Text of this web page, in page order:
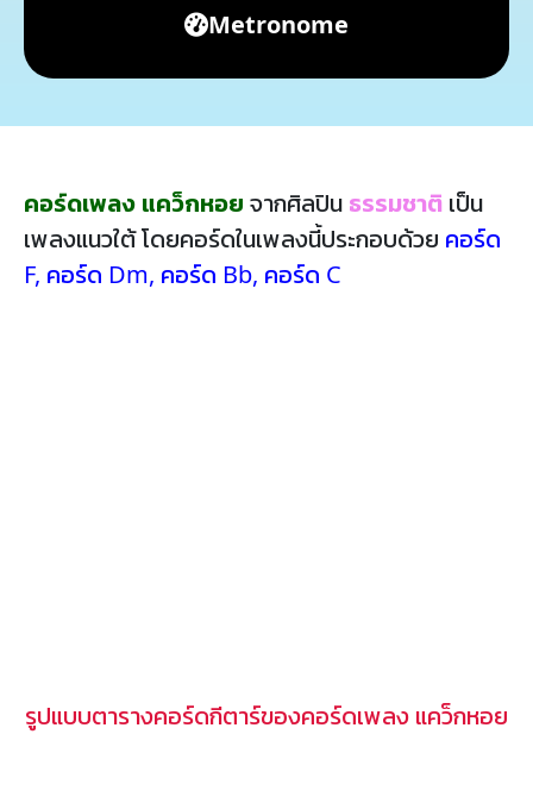
Metronome
คอร์ดเพลง แคว็กหอย จากศิลปิน ธรรมชาติ เป็น
เพลงแนวใต้ โดยคอร์ดในเพลงนี้ประกอบด้วย คอร์ด
F, คอร์ด Dm, คอร์ด Bb, คอร์ด C
รูปแบบตารางคอร์ดกีตาร์ของคอร์ดเพลง แคว็กหอย